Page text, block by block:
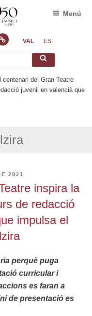
VAL ES
Cerca
Menú
centenari del Gran Teatre
juvenil en valencià que
2021
inspira la
de redacció
impulsa el
perquè puga
curricular i
es faran a
de presentació es